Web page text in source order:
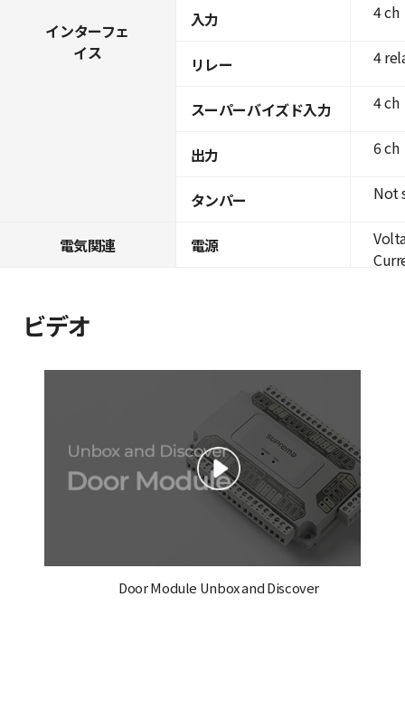
インターフェ
イス
入力
リレー
スーパーバイズド入力
出力
タンパー
電気関連 電源
4 ch
4
4 ch
6 ch
Not
ビデオ
Door Module Unbox and Discover